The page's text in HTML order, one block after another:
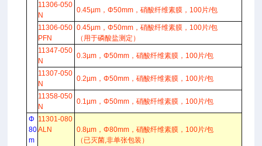
11306-050
N
0.45µm，Φ50mm，硝酸纤维素膜，100片/包
11306-050
PFN
0.45µm，Φ50mm，硝酸纤维素膜，100片/包
（用于磷酸盐测定）
11347-050
N
0.3µm，Φ50mm，硝酸纤维素膜，100片/包
11307-050
N
0.2µm，Φ50mm，硝酸纤维素膜，100片/包
11358-050
N
0.1µm，Φ50mm，硝酸纤维素膜，100片/包
Φ
80
m
11301-080
ALN
0.8µm，Φ80mm，硝酸纤维素膜，100片/包
（已灭菌,非单张包装）